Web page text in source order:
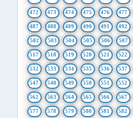
472 473 474 475 476 477
487 488 489 490 491 492
502 503 504 505 506 507
517 518 519 520 521 522
532 533 534 535 536 537
547 548 549 550 551 552
562 563 564 565 566 567
577 578 579 580 581 582